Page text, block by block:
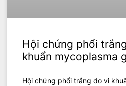
Hội chứng phổi
khuẩn mycoplasma
Hội chứng phổi trắng do vi